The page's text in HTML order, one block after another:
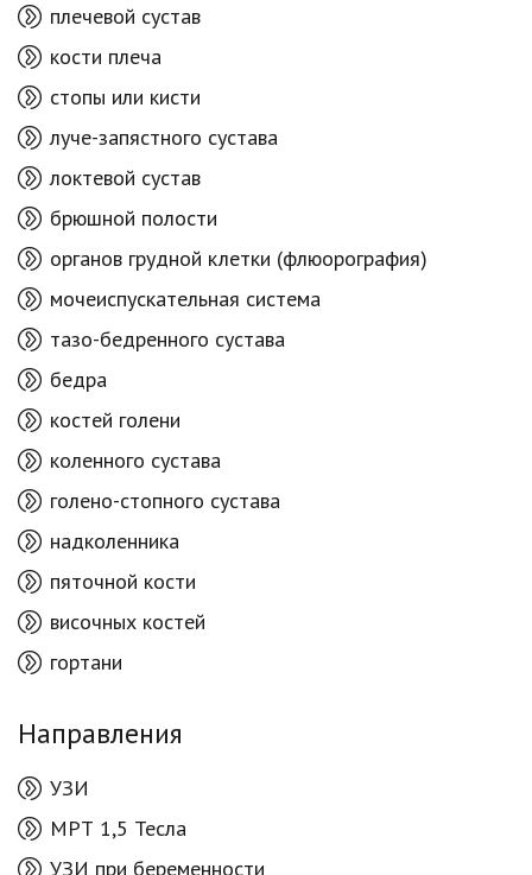
плечевой сустав
кости плеча
стопы или кисти
луче-запястного сустава
локтевой сустав
брюшной полости
органов грудной клетки (флюорография)
мочеиспускательная система
тазо-бедренного сустава
бедра
костей голени
коленного сустава
голено-стопного сустава
надколенника
пяточной кости
височных костей
гортани
Направления
УЗИ
МРТ 1,5 Тесла
УЗИ при беременности